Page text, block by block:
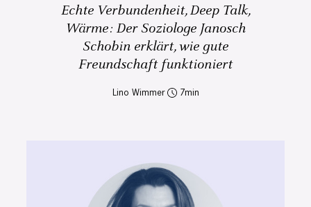
Echte Verbundenheit, Deep Talk,
Wärme: Der Soziologe Janosch
Schobin erklärt, wie gute
Freundschaft funktioniert
Lino Wimmer 7